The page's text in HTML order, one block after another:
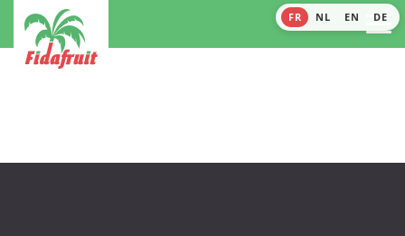
FR NL EN DE